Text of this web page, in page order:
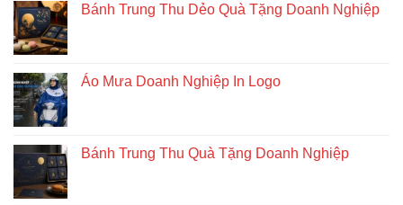
bền
Bánh Trung Thu Dẻo Quà Tặng Doanh Nghiệp
Áo Mưa Doanh Nghiệp In Logo
Bánh Trung Thu Quà Tặng Doanh Nghiệp